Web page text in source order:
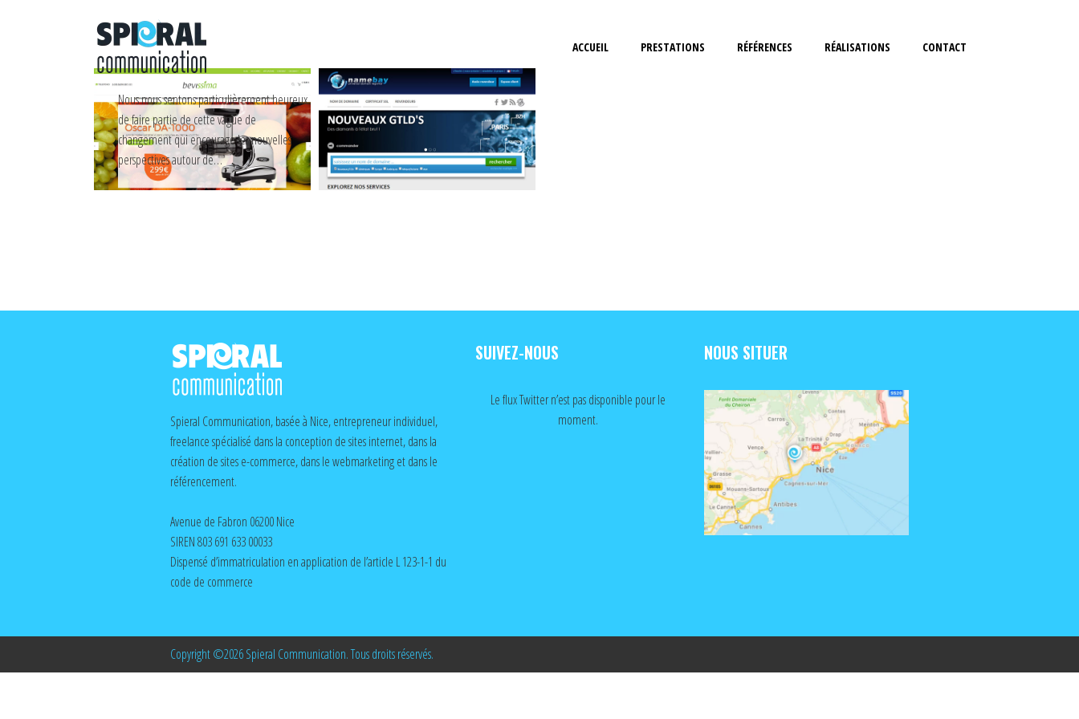
ACCUEIL PRESTATIONS RÉFÉRENCES RÉALISATIONS CONTACT
Nous nous sentons particulièrement heureux
de faire partie de cette vague de
changement qui encourage les nouvelles
perspectives autour de…
Spieral Communication, basée à Nice, entrepreneur individuel,
freelance spécialisé dans la conception de sites internet, dans la
création de sites e-commerce, dans le webmarketing et dans le
référencement.
Avenue de Fabron 06200 Nice
SIREN 803 691 633 00033
Dispensé d’immatriculation en application de l’article L 123-1-1 du
code de commerce
SUIVEZ-NOUS
Le flux Twitter n’est pas disponible pour le
moment.
NOUS SITUER
Copyright ©2026 Spieral Communication. Tous droits réservés.